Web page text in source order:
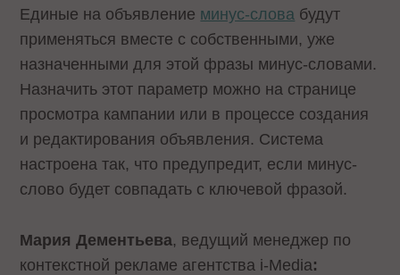
Единые на объявление минус-слова будут
применяться вместе с собственными, уже
назначенными для этой фразы минус-словами.
Назначить этот параметр можно на странице
просмотра кампании или в процессе создания
и редактирования объявления. Система
настроена так, что предупредит, если минус-
слово будет совпадать с ключевой фразой.
Мария Дементьева, ведущий менеджер по
контекстной рекламе агентства i-Media: